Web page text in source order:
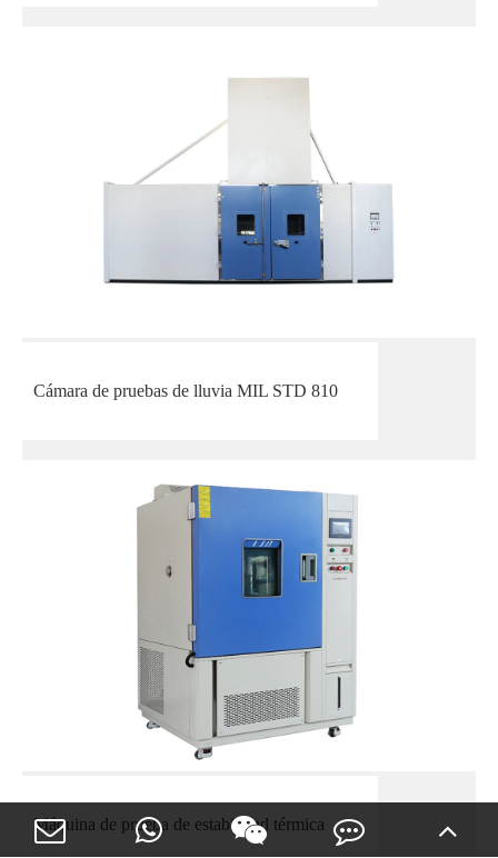
Cámara de pruebas de lluvia MIL STD 810
Máquina de prueba de estabilidad térmica